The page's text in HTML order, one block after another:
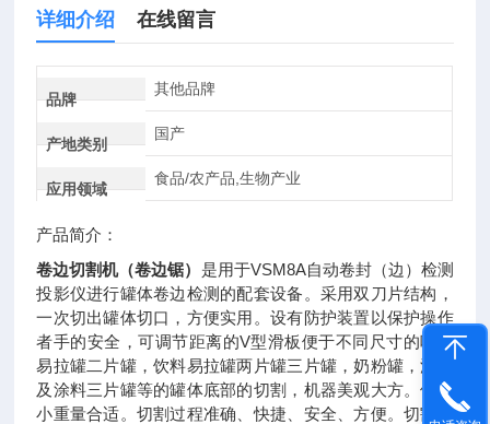
详细介绍 在线留言
品牌
其他品牌
产地类别
国产
应用领域
食品/农产品,生物产业
产品简介：
卷边切割机（卷边锯） 是用于VSM8A自动卷封（边）检测
投影仪进行罐体卷边检测的配套设备。采用双刀片结构，
一次切出罐体切口，方便实用。设有防护装置以保护操作
者手的安全，可调节距离的V型滑板便于不同尺寸的啤酒
易拉罐二片罐，饮料易拉罐两片罐三片罐，奶粉罐，油漆
及涂料三片罐等的罐体底部的切割，机器美观大方。体积
小重量合适。切割过程准确、快捷、安全、方便。切割过